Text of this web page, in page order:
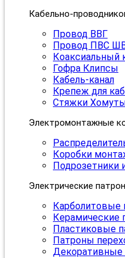
Кабельно-
Провод ВВГ
Провод ПВС
Коаксиальный
Гофра Клипсы
Кабель-канал
Крепеж для
Стяжки
Электромонтажные
Коробки
Подрозетники
Электрические
Карболитовые
Керамические
Пластиковые
Патроны
Декоративные